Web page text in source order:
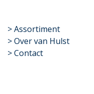
​>Assortiment
> Over van Hulst
> Contact